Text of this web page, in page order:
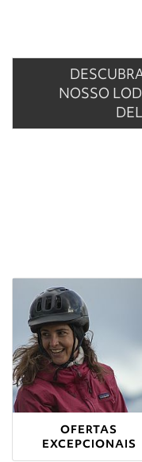
NOSSO
OFERTAS
EXCEPCIONAIS